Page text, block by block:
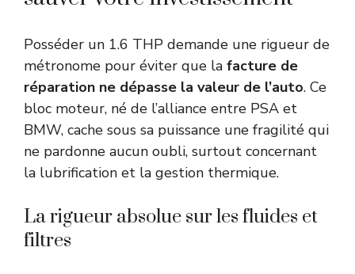
Posséder un 1.6 THP demande une rigueur de
métronome pour éviter que la facture de
réparation ne dépasse la valeur de l’auto. Ce
bloc moteur, né de l’alliance entre PSA et
BMW, cache sous sa puissance une fragilité qui
ne pardonne aucun oubli, surtout concernant
la lubrification et la gestion thermique.
La rigueur absolue sur les fluides et
filtres